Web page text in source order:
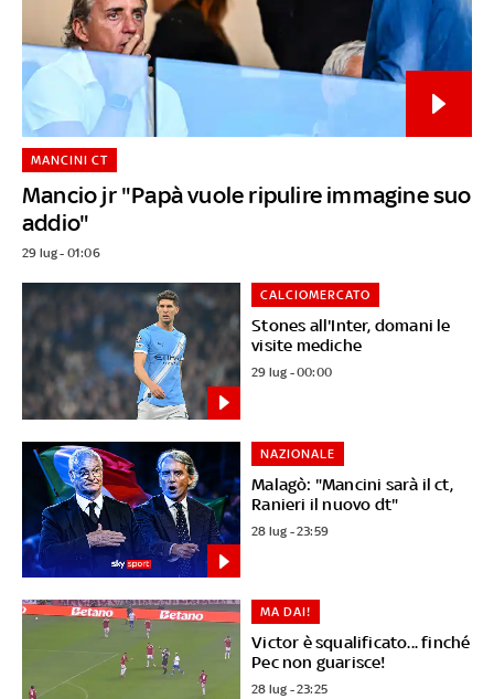
Mancio jr "Papà vuole ripulire immagine suo
addio"
MANCINI CT
29 lug - 01:06
Stones all'Inter, domani le
visite mediche
CALCIOMERCATO
29 lug - 00:00
Malagò: "Mancini sarà il ct,
Ranieri il nuovo dt"
NAZIONALE
28 lug - 23:59
Victor è squalificato... finché
Pec non guarisce!
MA DAI!
28 lug - 23:25